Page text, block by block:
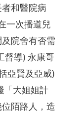
和醫院病
一次播道兒
院舍有否需
督導) 永康哥
亞賢及亞威)
「大姐姐計
陌路人，造